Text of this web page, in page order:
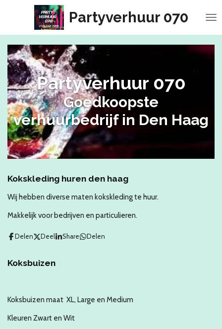
hoofdinhoud
Partyverhuur 070
Partyverhuur 070
Goedkoopste
verhuurbedrijf in Den Haag
Kokskleding huren den haag
Wij hebben diverse maten kokskleding te huur.
Makkelijk voor bedrijven en particulieren.
Delen Deel Share Delen
Koksbuizen
Koksbuizen maat XL, Large en Medium
Kleuren Zwart en Wit